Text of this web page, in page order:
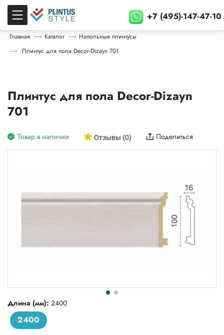
+7 (495)-147-47-10
Главная Каталог
Напольные плинтусы
Плинтус для пола Decor-Dizayn 701
Плинтус для пола Decor-Dizayn
701
Товар в наличии Отзывы (0) Поделиться
Длина (мм): 2400
2400